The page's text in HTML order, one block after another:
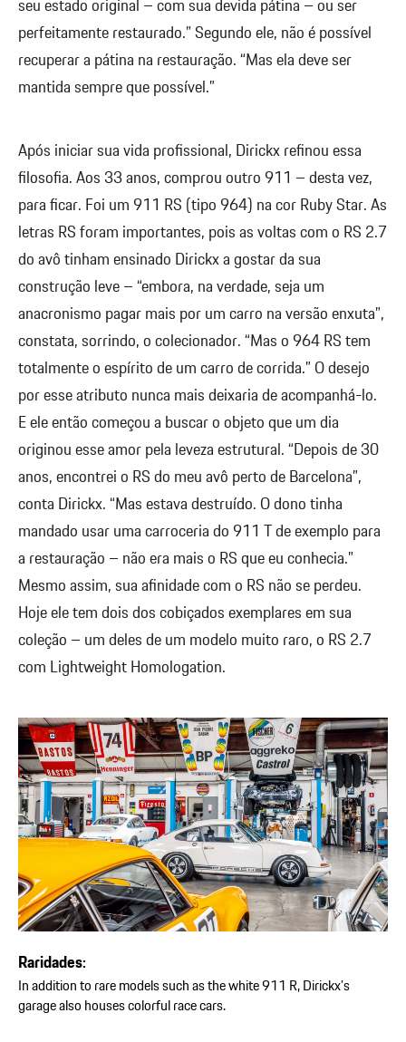
seu estado original – com sua devida pátina – ou ser
perfeitamente restaurado.” Segundo ele, não é possível
recuperar a pátina na restauração. “Mas ela deve ser
mantida sempre que possível.”
Após iniciar sua vida profissional, Dirickx refinou essa
filosofia. Aos 33 anos, comprou outro 911 – desta vez,
para ficar. Foi um 911 RS (tipo 964) na cor Ruby Star. As
letras RS foram importantes, pois as voltas com o RS 2.7
do avô tinham ensinado Dirickx a gostar da sua
construção leve – “embora, na verdade, seja um
anacronismo pagar mais por um carro na versão enxuta”,
constata, sorrindo, o colecionador. “Mas o 964 RS tem
totalmente o espírito de um carro de corrida.” O desejo
por esse atributo nunca mais deixaria de acompanhá-lo.
E ele então começou a buscar o objeto que um dia
originou esse amor pela leveza estrutural. “Depois de 30
anos, encontrei o RS do meu avô perto de Barcelona”,
conta Dirickx. “Mas estava destruído. O dono tinha
mandado usar uma carroceria do 911 T de exemplo para
a restauração – não era mais o RS que eu conhecia.”
Mesmo assim, sua afinidade com o RS não se perdeu.
Hoje ele tem dois dos cobiçados exemplares em sua
coleção – um deles de um modelo muito raro, o RS 2.7
com Lightweight Homologation.
Raridades:
In addition to rare models such as the white 911 R, Dirickx’s
garage also houses colorful race cars.